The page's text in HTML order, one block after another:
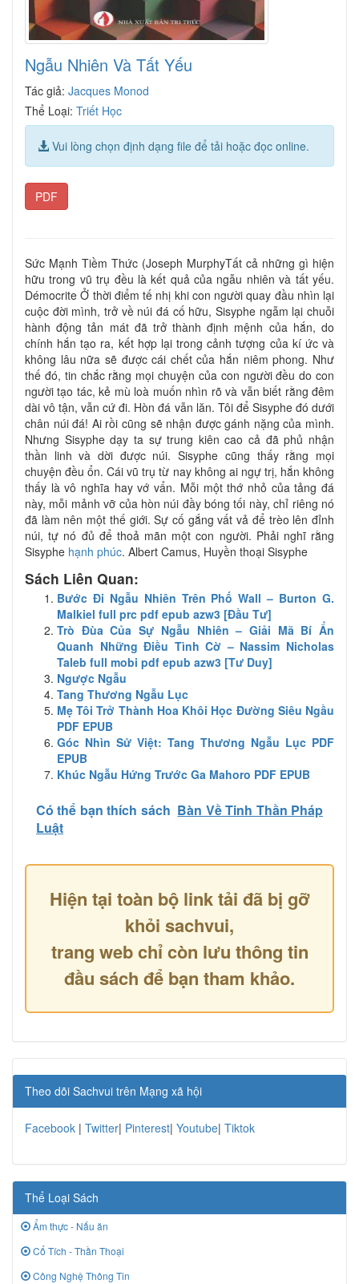
Ngẫu Nhiên Và Tất Yếu
Tác giả: Jacques Monod
Thể Loại: Triết Học
Vui lòng chọn định dạng file để tải hoặc đọc online.
PDF
Sức Mạnh Tiềm Thức (Joseph MurphyTất cả những gì hiện
hữu trong vũ trụ đều là kết quả của ngẫu nhiên và tất yếu.
Démocrite Ở thời điểm tế nhị khi con người quay đầu nhìn lại
cuộc đời mình, trở về núi đá cố hữu, Sisyphe ngẫm lại chuỗi
hành động tản mát đã trở thành định mệnh của hắn, do
chính hắn tạo ra, kết hợp lại trong cảnh tượng của kí ức và
không lâu nữa sẽ được cái chết của hắn niêm phong. Như
thế đó, tin chắc rằng mọi chuyện của con người đều do con
người tạo tác, kẻ mù loà muốn nhìn rõ và vẫn biết rằng đêm
dài vô tận, vẫn cứ đi. Hòn đá vẫn lăn. Tôi để Sisyphe đó dưới
chân núi đá! Ai rồi cũng sẽ nhận được gánh nặng của mình.
Nhưng Sisyphe dạy ta sự trung kiên cao cả đã phủ nhận
thần linh và dời được núi. Sisyphe cũng thấy rằng mọi
chuyện đều ổn. Cái vũ trụ từ nay không ai ngự trị, hắn không
thấy là vô nghĩa hay vớ vẩn. Mỗi một thớ nhỏ của tảng đá
này, mỗi mảnh vỡ của hòn núi đầy bóng tối này, chỉ riêng nó
đã làm nên một thế giới. Sự cố gắng vất vả để trèo lên đỉnh
núi, tự nó đủ để thoả mãn một con người. Phải nghĩ rằng
Sisyphe hạnh phúc. Albert Camus, Huyền thoại Sisyphe
Sách Liên Quan:
Bước Đi Ngẫu Nhiên Trên Phố Wall – Burton G.
Malkiel full prc pdf epub azw3 [Đầu Tư]
Trò Đùa Của Sự Ngẫu Nhiên – Giải Mã Bí Ẩn
Quanh Những Điều Tình Cờ – Nassim Nicholas
Taleb full mobi pdf epub azw3 [Tư Duy]
Ngược Ngẫu
Tang Thương Ngẫu Lục
Mẹ Tôi Trở Thành Hoa Khôi Học Đường Siêu Ngầu
PDF EPUB
Góc Nhìn Sử Việt: Tang Thương Ngẫu Lục PDF
EPUB
Khúc Ngẫu Hứng Trước Ga Mahoro PDF EPUB
Có thể bạn thích sách Bàn Về Tinh Thần Pháp
Luật
Hiện tại toàn bộ link tải đã bị gỡ
khỏi sachvui,
trang web chỉ còn lưu thông tin
đầu sách để bạn tham khảo.
Theo dõi Sachvui trên Mạng xã hội
Facebook | Twitter| Pinterest| Youtube| Tiktok
Thể Loại Sách
Ẩm thực - Nấu ăn
Cổ Tích - Thần Thoại
Công Nghệ Thông Tin